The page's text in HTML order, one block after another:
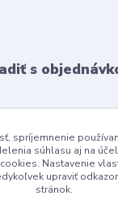
s
spríjemnenie
súhlasu aj na
Nastavenie
upraviť
stránok.